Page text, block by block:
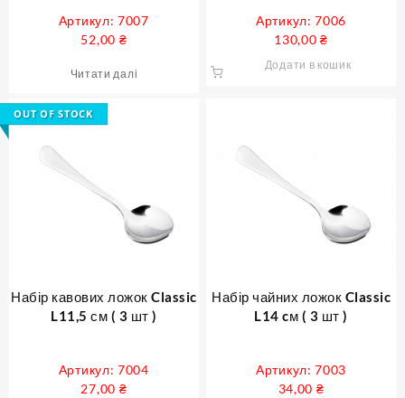
Артикул: 7007
52,00 ₴
Читати далі
Артикул: 7006
130,00₴
Додати в кошик
OUT OF STOCK
Набір кавових ложок Classic
L11,5 см ( 3 шт )
Артикул: 7004
27,00 ₴
Набір чайних ложок Classic
L14 cм ( 3 шт )
Артикул: 7003
34,00 ₴